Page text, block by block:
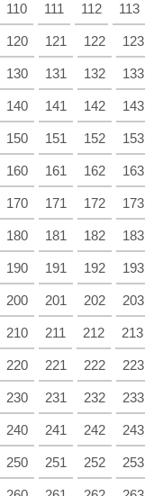
110 111 112 113
120 121 122 123
130 131 132 133
140 141 142 143
150 151 152 153
160 161 162 163
170 171 172 173
180 181 182 183
190 191 192 193
200 201 202 203
210 211 212 213
220 221 222 223
230 231 232 233
240 241 242 243
250 251 252 253